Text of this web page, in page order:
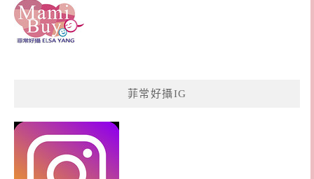
菲常好攝IG